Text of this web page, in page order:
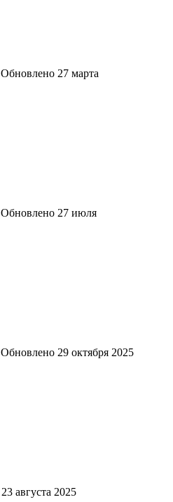
Обновлено 27 марта
Обновлено 27 июля
Обновлено 29 октября 2025
23 августа 2025